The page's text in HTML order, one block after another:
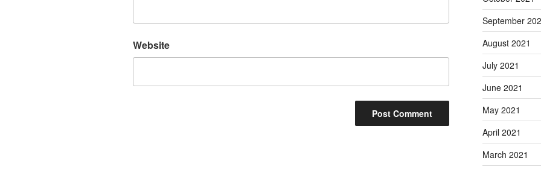
Website
September
August 2021
July 2021
June 2021
May 2021
April 2021
March 2021